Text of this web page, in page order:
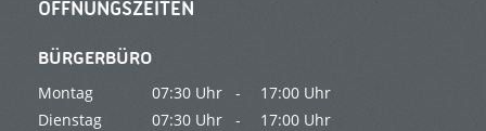
ÖFFNUNGSZEITEN
BÜRGERBÜRO
Montag 07:30 Uhr -
17:00 Uhr
Dienstag
07:30 Uhr -
17:00 Uhr